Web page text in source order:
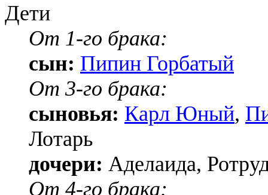
Дети
От 1-го брака:
сын: Пипин Горбатый
От 3-го брака:
сыновья: Карл Юный,
Лотарь
дочери: Аделаида,
От 4-го брака: